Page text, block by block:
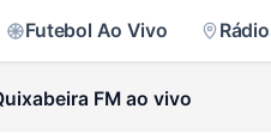
Futebol Ao Vivo
FM ao vivo